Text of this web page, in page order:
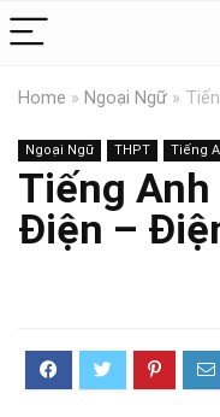
Home » Ngoại Ngữ »
Ngoại Ngữ THPT Tiếng
Tiếng Anh
Điện –